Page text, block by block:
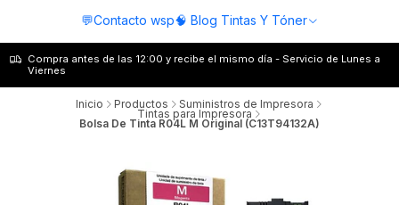
💬Contacto wsp🧠 Blog Tintas Y Tóner
Compra antes de las 12:00 y recibe el mismo día - Servicio de Lunes a
Viernes
Inicio Productos Suministros de Impresora
Tintas para Impresora
Bolsa De Tinta R04L M Original (C13T94132A)